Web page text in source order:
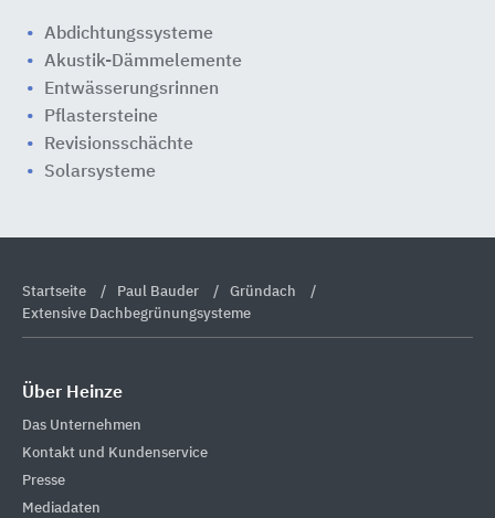
Abdichtungssysteme
Akustik-Dämmelemente
Entwässerungsrinnen
Pflastersteine
Revisionsschächte
Solarsysteme
Startseite Paul Bauder
Gründach
Extensive Dachbegrünungsysteme
Über Heinze
Das Unternehmen
Kontakt und Kundenservice
Presse
Mediadaten